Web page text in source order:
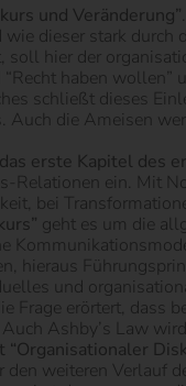
und Veränderung”
dieser stark
hier der
haben
schließt dieses
die Ameisen
das erste Kapitel des
ein. Mit
bei
geht es um die
hieraus
und
Frage erörtert, dass
Ashby’s Law
“Organisationaler
weiteren Verlauf